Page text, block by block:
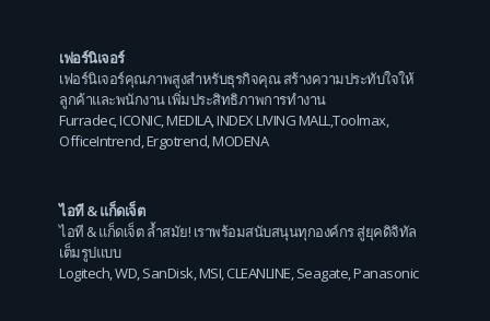
เฟอร์นิเจอร์
เฟอร์นิเจอร์คุณภาพสูงสำหรับธุรกิจคุณ สร้างความประทับใจให้
ลูกค้าและพนักงาน เพิ่มประสิทธิภาพการทำงาน
Furradec,ICONIC,MEDILA,INDEX LIVING MALL,Toolmax,
OfficeIntrend,Ergotrend,MODENA
ไอที & แก็ดเจ็ต
ไอที & แก็ดเจ็ต ล้ำสมัย! เราพร้อมสนับสนุนทุกองค์กร สู่ยุคดิจิทัล
เต็มรูปแบบ
Logitech,WD,SanDisk,MSI,CLEANLINE,Seagate,Panasonic